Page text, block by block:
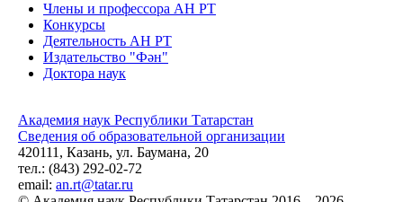
Члены и профессора АН РТ
Конкурсы
Деятельность АН РТ
Издательство "Фән"
Доктора наук
Академия наук Республики Татарстан
Сведения об образовательной организации
420111, Казань, ул. Баумана, 20
тел.: (843) 292-02-72
email: an.rt@tatar.ru